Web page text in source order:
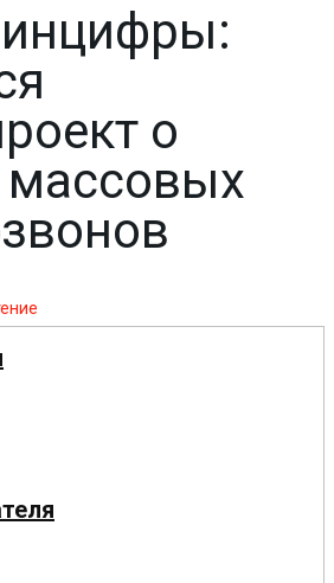
о
массовых